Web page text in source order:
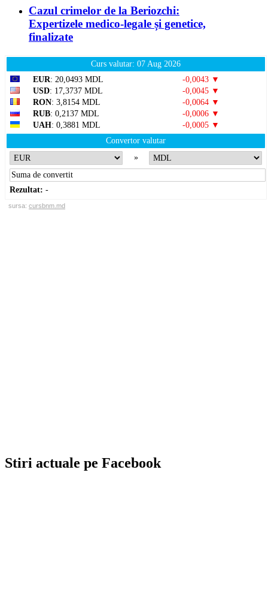
Cazul crimelor de la Beriozchi:
Expertizele medico-legale și genetice,
finalizate
Curs valutar: 07 Aug 2026
EUR: 20,0493 MDL
-0,0043 ▼
USD: 17,3737 MDL
-0,0045 ▼
RON: 3,8154 MDL
-0,0064 ▼
RUB: 0,2137 MDL
-0,0006 ▼
UAH: 0,3881 MDL
-0,0005 ▼
Convertor valutar
»
Rezultat: -
sursa: cursbnm.md
Stiri actuale pe Facebook